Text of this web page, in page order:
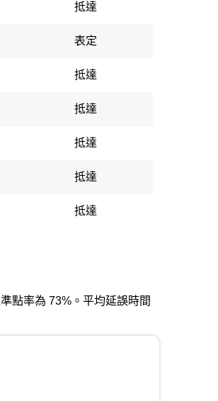
抵達
表定
抵達
抵達
抵達
抵達
抵達
點率為 73%。平均延誤時間